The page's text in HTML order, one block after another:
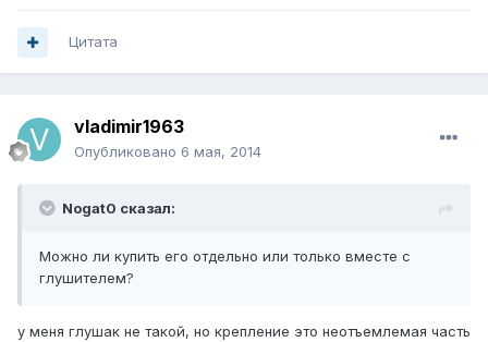
Цитата
vladimir1963
Опубликовано 6 мая, 2014
Nogat0 сказал:
Можно ли купить его отдельно или только вместе с
глушителем?
у меня глушак не такой, но крепление это неотъемлемая часть